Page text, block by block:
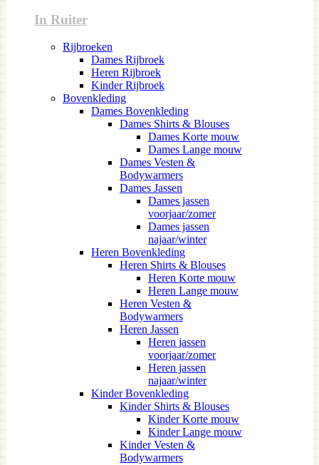
In Ruiter
Rijbroeken
Dames Rijbroek
Heren Rijbroek
Kinder Rijbroek
Bovenkleding
Dames Bovenkleding
Dames Shirts & Blouses
Dames Korte mouw
Dames Lange mouw
Dames Vesten &
Bodywarmers
Dames Jassen
Dames jassen
voorjaar/zomer
Dames jassen
najaar/winter
Heren Bovenkleding
Heren Shirts & Blouses
Heren Korte mouw
Heren Lange mouw
Heren Vesten &
Bodywarmers
Heren Jassen
Heren jassen
voorjaar/zomer
Heren jassen
najaar/winter
Kinder Bovenkleding
Kinder Shirts & Blouses
Kinder Korte mouw
Kinder Lange mouw
Kinder Vesten &
Bodywarmers